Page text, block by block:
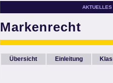
AKTUELLES
Markenrecht
Übersicht Einleitung